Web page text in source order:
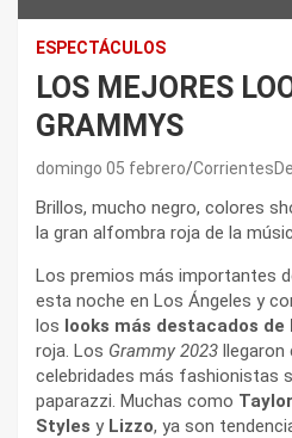
ESPECTÁCULOS
LOS MEJORES
GRAMMYS
domingo 05 febrero
Brillos, mucho negro, colores
la gran alfombra roja de la
Los premios más importantes
esta noche en Los Ángeles y
los looks más destacados de
roja. Los Grammy 2023 llegaron
celebridades más fashionistas
paparazzi. Muchas como
Styles y Lizzo, ya son